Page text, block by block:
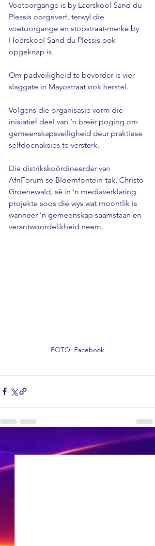
Voetoorgange is by Laerskool Sand du
Plessis oorgeverf, terwyl die
voetoorgange en stopstraat-merke by
Hoërskool Sand du Plessis ook
opgeknap is.
Om padveiligheid te bevorder is vier
slaggate in Mayostraat ook herstel.
Volgens die organisasie vorm die
inisiatief deel van ’n breër poging om
gemeenskapsveiligheid deur praktiese
selfdoenaksies te versterk.
Die distrikskoördineerder van
AfriForum se Bloemfontein-tak, Christo
Groenewald, sê in ‘n mediaverklaring
projekte soos dié wys wat moontlik is
wanneer ’n gemeenskap saamstaan en
verantwoordelikheid neem.
FOTO: Facebook
Recent Posts See All